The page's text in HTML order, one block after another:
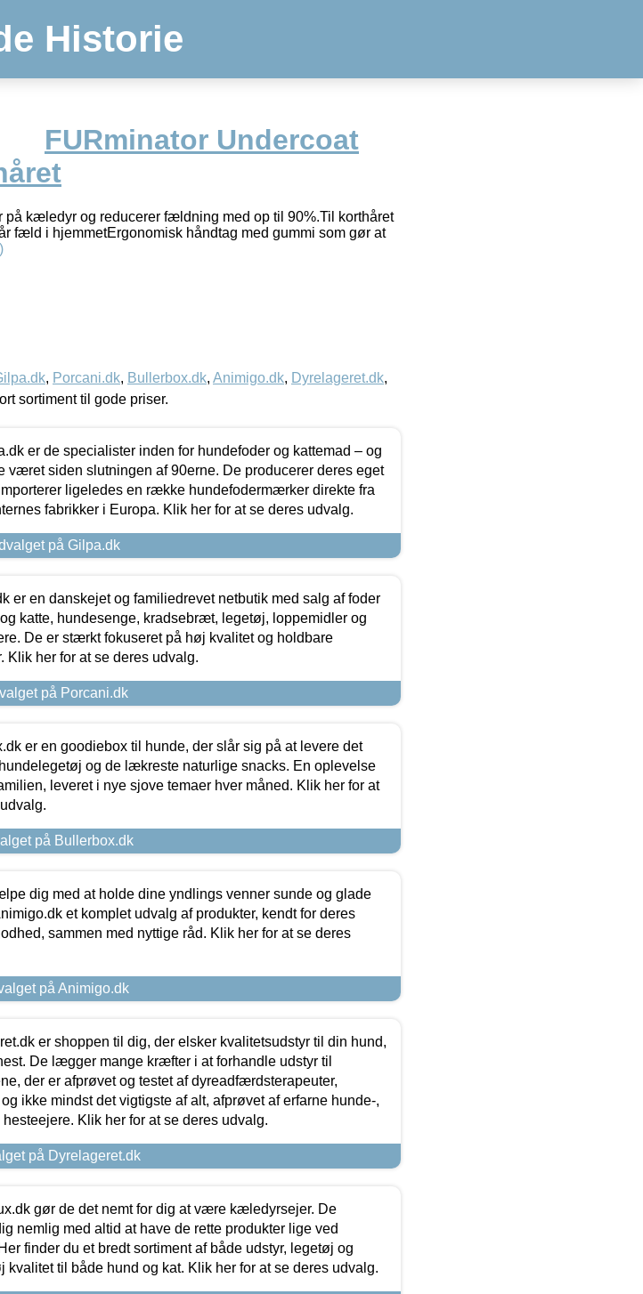
Historie
FURminator Undercoat
på kæledyr og reducerer fældning med op til 90%.Til korthåret
fæld i hjemmetErgonomisk håndtag med gummi som gør at
, Porcani.dk, Bullerbox.dk, Animigo.dk, Dyrelageret.dk,
sortiment til gode priser.
er de specialister inden for hundefoder og kattemad – og
været siden slutningen af 90erne. De producerer deres eget
ligeledes en række hundefodermærker direkte fra
fabrikker i Europa. Klik her for at se deres udvalg.
på Gilpa.dk
er en danskejet og familiedrevet netbutik med salg af foder
katte, hundesenge, kradsebræt, legetøj, loppemidler og
De er stærkt fokuseret på høj kvalitet og holdbare
Klik her for at se deres udvalg.
på Porcani.dk
er en goodiebox til hunde, der slår sig på at levere det
og de lækreste naturlige snacks. En oplevelse
leveret i nye sjove temaer hver måned. Klik her for at
på Bullerbox.dk
dig med at holde dine yndlings venner sunde og glade
et komplet udvalg af produkter, kendt for deres
sammen med nyttige råd. Klik her for at se deres
på Animigo.dk
er shoppen til dig, der elsker kvalitetsudstyr til din hund,
De lægger mange kræfter i at forhandle udstyr til
der er afprøvet og testet af dyreadfærdsterapeuter,
ikke mindst det vigtigste af alt, afprøvet af erfarne hunde-,
hesteejere. Klik her for at se deres udvalg.
på Dyrelageret.dk
gør de det nemt for dig at være kæledyrsejer. De
nemlig med altid at have de rette produkter lige ved
finder du et bredt sortiment af både udstyr, legetøj og
kvalitet til både hund og kat. Klik her for at se deres udvalg.